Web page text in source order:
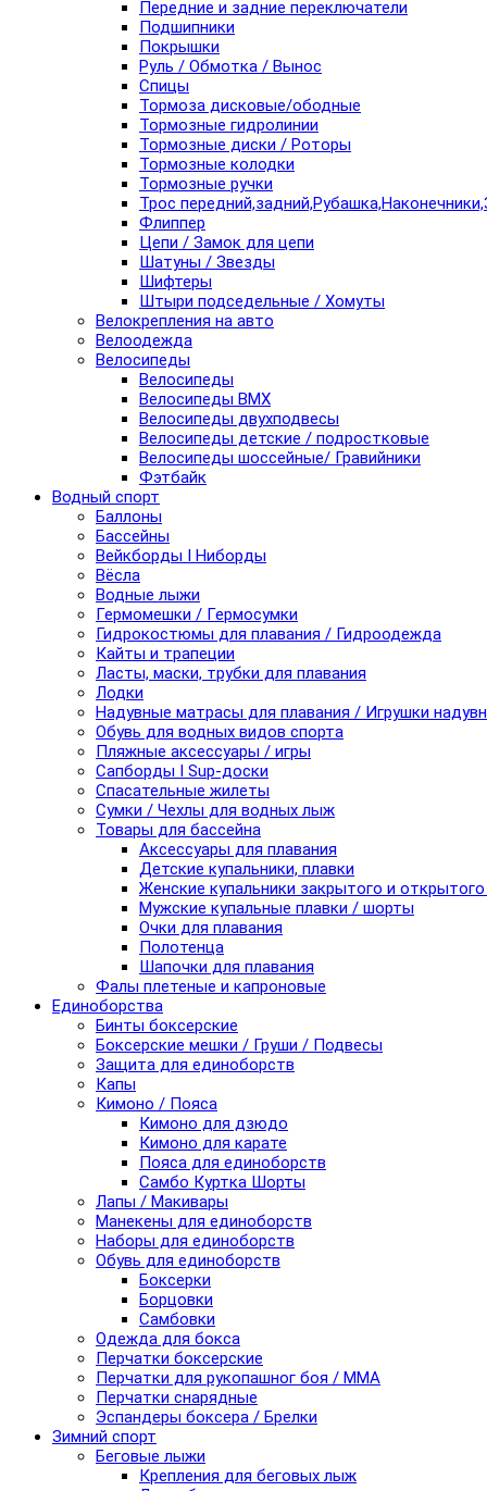
Передние и задние переключатели
Подшипники
Покрышки
Руль / Обмотка / Вынос
Спицы
Тормоза дисковые/ободные
Тормозные гидролинии
Тормозные диски / Роторы
Тормозные колодки
Тормозные ручки
Трос
Флиппер
Цепи / Замок для цепи
Шатуны / Звезды
Шифтеры
Штыри подседельные / Хомуты
Велокрепления на авто
Велоодежда
Велосипеды
Велосипеды
Велосипеды BMX
Велосипеды двухподвесы
Велосипеды детские / подростковые
Велосипеды шоссейные/ Гравийники
Фэтбайк
Водный спорт
Баллоны
Бассейны
Вейкборды I Ниборды
Вёсла
Водные лыжи
Гермомешки / Гермосумки
Гидрокостюмы для плавания / Гидроодежда
Кайты и трапеции
Ласты, маски, трубки для плавания
Лодки
Надувные матрасы для плавания / Игрушки
Обувь для водных видов спорта
Пляжные аксессуары / игры
Сапборды I Sup-доски
Спасательные жилеты
Сумки / Чехлы для водных лыж
Товары для бассейна
Аксессуары для плавания
Детские купальники, плавки
Женские купальники закрытого и
Мужские купальные плавки / шорты
Очки для плавания
Полотенца
Шапочки для плавания
Фалы плетеные и капроновые
Единоборства
Бинты боксерские
Боксерские мешки / Груши / Подвесы
Защита для единоборств
Капы
Кимоно / Пояса
Кимоно для дзюдо
Кимоно для карате
Пояса для единоборств
Самбо Куртка Шорты
Лапы / Макивары
Манекены для единоборств
Наборы для единоборств
Обувь для единоборств
Боксерки
Борцовки
Самбовки
Одежда для бокса
Перчатки боксерские
Перчатки для рукопашног боя / ММА
Перчатки снарядные
Эспандеры боксера / Брелки
Зимний спорт
Беговые лыжи
Крепления для беговых лыж